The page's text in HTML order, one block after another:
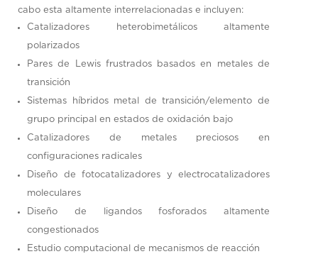
cabo esta altamente interrelacionadas e incluyen:
Catalizadores heterobimetálicos altamente
polarizados
Pares de Lewis frustrados basados en metales de
transición
Sistemas híbridos metal de transición/elemento de
grupo principal en estados de oxidación bajo
Catalizadores de metales preciosos en
configuraciones radicales
Diseño de fotocatalizadores y electrocatalizadores
moleculares
Diseño de ligandos fosforados altamente
congestionados
Estudio computacional de mecanismos de reacción